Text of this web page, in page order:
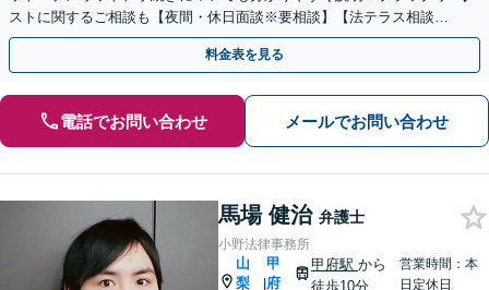
ストに関するご相談も【夜間・休日面談※要相談】【法テラス相談は
利用可※複雑事案除く】
料金表を見る
電話でお問い合わせ メールでお問い合わせ
馬場 健治 弁護士
小野法律事務所
山
梨
|
甲
府
甲府駅 から
徒歩10分
営業時間：本
日定休日